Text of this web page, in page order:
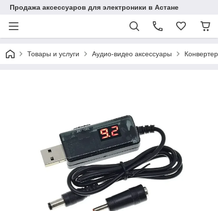
Продажа аксессуаров для электроники в Астане
Товары и услуги Аудио-видео аксессуары